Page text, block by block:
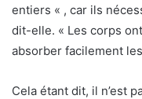
entiers « , car ils
dit-elle. « Les corps
absorber facilement
Cela étant dit, il n’est